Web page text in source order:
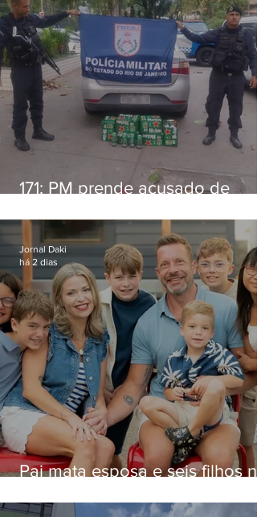
171: PM prende acusado de
Niterói
Pai mata esposa e seis filhos
Jornal Daki
há 2 dias